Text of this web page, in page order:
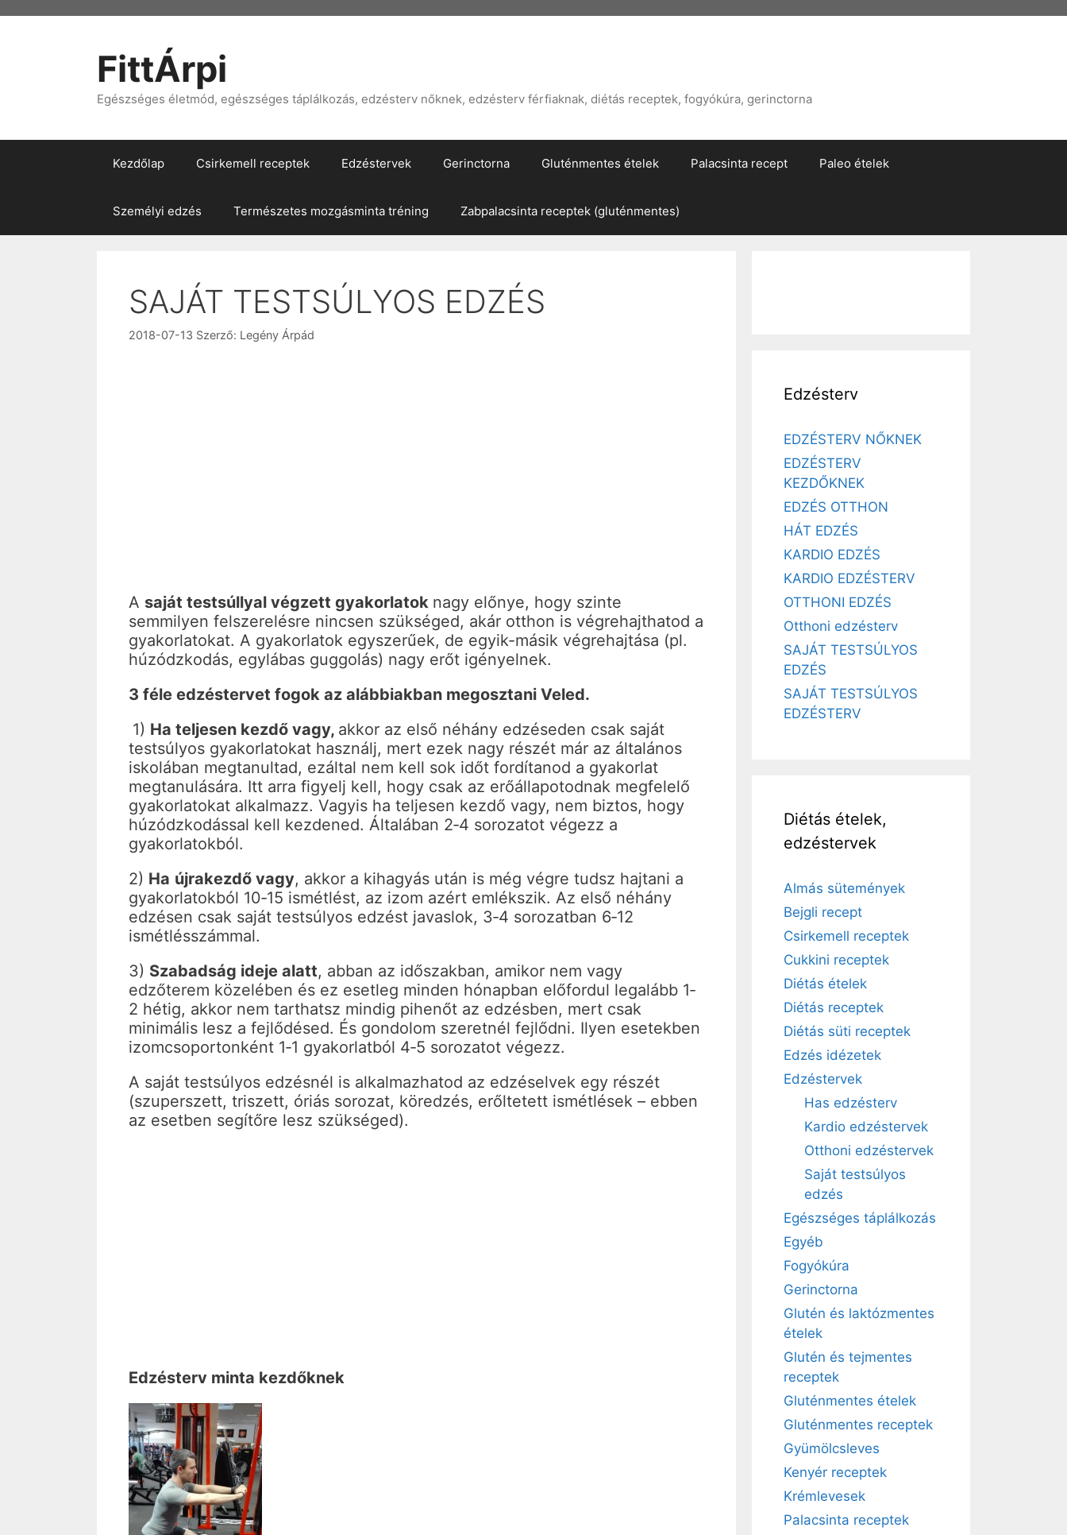
FittÁrpi
Egészséges életmód, egészséges táplálkozás, edzésterv nőknek, edzésterv férfiaknak, diétás receptek, fogyókúra, gerinctorna
Kezdőlap Csirkemell receptek Edzéstervek Gerinctorna Gluténmentes ételek Palacsinta recept Paleo ételek
Személyi edzés Természetes mozgásminta tréning Zabpalacsinta receptek (gluténmentes)
SAJÁT TESTSÚLYOS EDZÉS
2018-07-13 Szerző: Legény Árpád
A saját testsúllyal végzett gyakorlatok nagy előnye, hogy szinte
semmilyen felszerelésre nincsen szükséged, akár otthon is végrehajthatod a
gyakorlatokat. A gyakorlatok egyszerűek, de egyik-másik végrehajtása (pl.
húzódzkodás, egylábas guggolás) nagy erőt igényelnek.
3 féle edzéstervet fogok az alábbiakban megosztani Veled.
1) Ha teljesen kezdő vagy, akkor az első néhány edzéseden csak saját
testsúlyos gyakorlatokat használj, mert ezek nagy részét már az általános
iskolában megtanultad, ezáltal nem kell sok időt fordítanod a gyakorlat
megtanulására. Itt arra figyelj kell, hogy csak az erőállapotodnak megfelelő
gyakorlatokat alkalmazz. Vagyis ha teljesen kezdő vagy, nem biztos, hogy
húzódzkodással kell kezdened. Általában 2‐4 sorozatot végezz a
gyakorlatokból.
2) Ha újrakezdő vagy, akkor a kihagyás után is még végre tudsz hajtani a
gyakorlatokból 10‐15 ismétlést, az izom azért emlékszik. Az első néhány
edzésen csak saját testsúlyos edzést javaslok, 3‐4 sorozatban 6‐12
ismétlésszámmal.
3) Szabadság ideje alatt, abban az időszakban, amikor nem vagy
edzőterem közelében és ez esetleg minden hónapban előfordul legalább 1‐
2 hétig, akkor nem tarthatsz mindig pihenőt az edzésben, mert csak
minimális lesz a fejlődésed. És gondolom szeretnél fejlődni. Ilyen esetekben
izomcsoportonként 1‐1 gyakorlatból 4‐5 sorozatot végezz.
A saját testsúlyos edzésnél is alkalmazhatod az edzéselvek egy részét
(szuperszett, triszett, óriás sorozat, köredzés, erőltetett ismétlések – ebben
az esetben segítőre lesz szükséged).
Edzésterv minta kezdőknek
Edzésterv
EDZÉSTERV NŐKNEK
EDZÉSTERV
KEZDŐKNEK
EDZÉS OTTHON
HÁT EDZÉS
KARDIO EDZÉS
KARDIO EDZÉSTERV
OTTHONI EDZÉS
Otthoni edzésterv
SAJÁT TESTSÚLYOS
EDZÉS
SAJÁT TESTSÚLYOS
EDZÉSTERV
Diétás ételek,
edzéstervek
Almás sütemények
Bejgli recept
Csirkemell receptek
Cukkini receptek
Diétás ételek
Diétás receptek
Diétás süti receptek
Edzés idézetek
Edzéstervek
Has edzésterv
Kardio edzéstervek
Otthoni edzéstervek
Saját testsúlyos
edzés
Egészséges táplálkozás
Egyéb
Fogyókúra
Gerinctorna
Glutén és laktózmentes
ételek
Glutén és tejmentes
receptek
Gluténmentes ételek
Gluténmentes receptek
Gyümölcsleves
Kenyér receptek
Krémlevesek
Palacsinta receptek